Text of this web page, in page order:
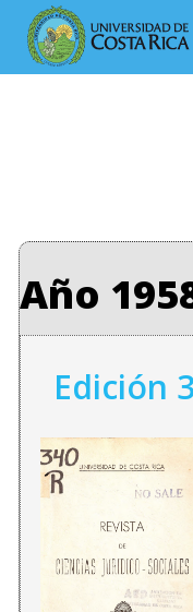
Año
Edición 3